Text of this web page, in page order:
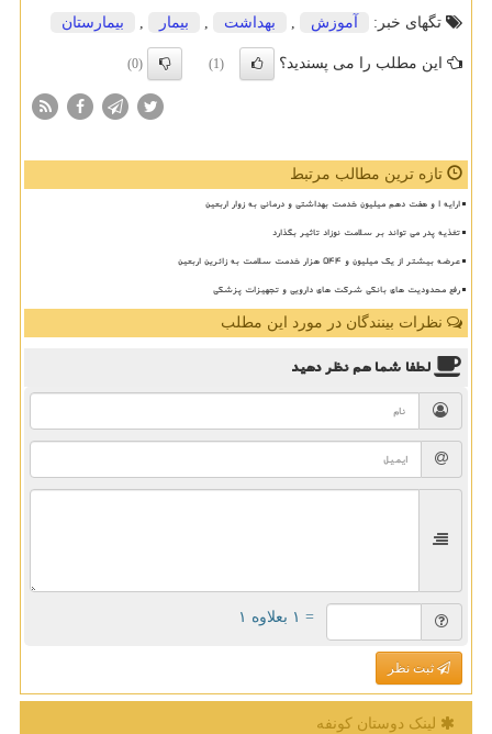
تگهای خبر:
آموزش , بهداشت , بیمار , بیمارستان
این مطلب را می پسندید؟ (1)
(0)
تازه ترین مطالب مرتبط
ارایه ۱ و هفت دهم میلیون خدمت بهداشتی و درمانی به زوار اربعین
تغذیه پدر می تواند بر سلامت نوزاد تاثیر بگذارد
عرضه بیشتر از یک میلیون و ۵۴۴ هزار خدمت سلامت به زائرین اربعین
رفع محدودیت های بانکی شرکت های دارویی و تجهیزات پزشکی
نظرات بینندگان در مورد این مطلب
لطفا شما همنظر دهید
= ۱ بعلاوه ۱
ثبت نظر
لینک دوستان كونفه